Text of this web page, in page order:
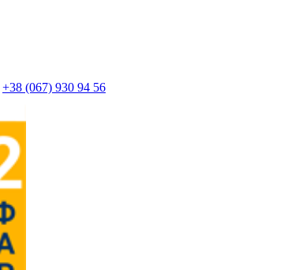
+38 (067) 930 94 56